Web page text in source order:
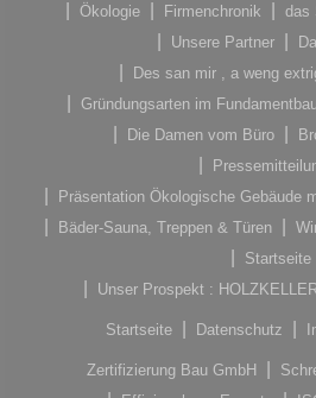
Ökologie
Firmenchronik
das
Unsere Partner
Des san mir , a weng
Gründungsarten im
Die Damen vom Büro
Präsentation Ökologische Gebäude
Bäder-Sauna, Treppen & Türen
Startseite
Unser Prospekt :
Startseite Datenschutz
Zertifizierung Bau GmbH